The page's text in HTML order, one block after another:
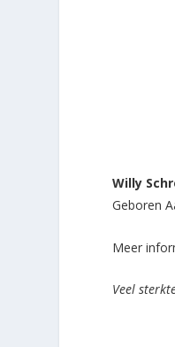
Willy
Geboren
Meer
Veel